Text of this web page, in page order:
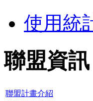
使用統
聯盟資訊
聯盟計畫介紹